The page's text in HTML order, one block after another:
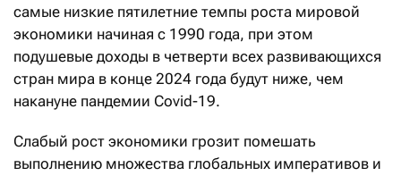
самые низкие пятилетние темпы роста мировой
экономики начиная с 1990 года, при этом
подушевые доходы в четверти всех развивающихся
стран мира в конце 2024 года будут ниже, чем
накануне пандемии Covid-19.
Слабый рост экономики грозит помешать
выполнению множества глобальных императивов и